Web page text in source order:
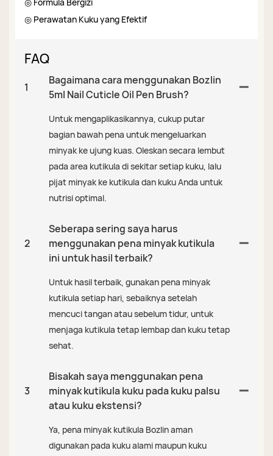
◎ Perawatan Kuku yang Efektif
FAQ
1
Bagaimana cara menggunakan Bozlin
5ml Nail Cuticle Oil Pen Brush?
Untuk mengaplikasikannya, cukup putar
bagian bawah pena untuk mengeluarkan
minyak ke ujung kuas. Oleskan secara lembut
pada area kutikula di sekitar setiap kuku, lalu
pijat minyak ke kutikula dan kuku Anda untuk
nutrisi optimal.
2
Seberapa sering saya harus
menggunakan pena minyak kutikula
ini untuk hasil terbaik?
Untuk hasil terbaik, gunakan pena minyak
kutikula setiap hari, sebaiknya setelah
mencuci tangan atau sebelum tidur, untuk
menjaga kutikula tetap lembap dan kuku tetap
sehat.
3
Bisakah saya menggunakan pena
minyak kutikula kuku pada kuku palsu
atau kuku ekstensi?
Ya, pena minyak kutikula Bozlin aman
digunakan pada kuku alami maupun kuku